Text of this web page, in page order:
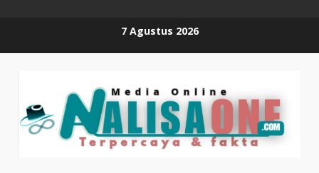
7 Agustus 2026